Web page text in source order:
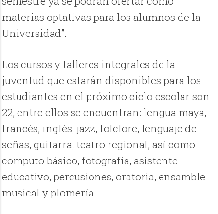
materias optativas para los alumnos de la
Universidad”.
Los cursos y talleres integrales de la
juventud que estarán disponibles para los
estudiantes en el próximo ciclo escolar son
22, entre ellos se encuentran: lengua maya,
francés, inglés, jazz, folclore, lenguaje de
señas, guitarra, teatro regional, así como
computo básico, fotografía, asistente
educativo, percusiones, oratoria, ensamble
musical y plomería.